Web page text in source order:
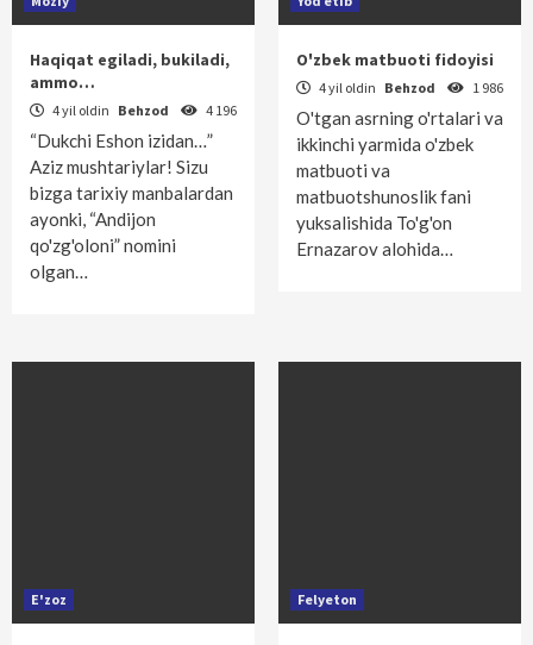
Haqiqat egiladi, bukiladi,
ammo…
4 yil oldin Behzod 4 196
“Dukchi Eshon izidan…”
Aziz mushtariylar! Sizu
bizga tarixiy manbalardan
ayonki, “Andijon
qo'zg'oloni” nomini
olgan…
O'zbek matbuoti fidoyisi
4 yil oldin Behzod 1 986
O'tgan asrning o'rtalari va
ikkinchi yarmida o'zbek
matbuoti va
matbuotshunoslik fani
yuksalishida To'g'on
Ernazarov alohida…
E'zoz Felyeton